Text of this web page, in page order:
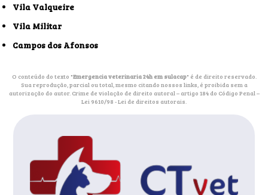
Vila Valqueire
Vila Militar
Campos dos Afonsos
O conteúdo do texto "Emergencia veterinaria 24h em sulacap" é de direito reservado.
Sua reprodução, parcial ou total, mesmo citando nossos links, é proibida sem a
autorização do autor. Crime de violação de direito autoral – artigo 184 do Código Penal –
Lei 9610/98 - Lei de direitos autorais